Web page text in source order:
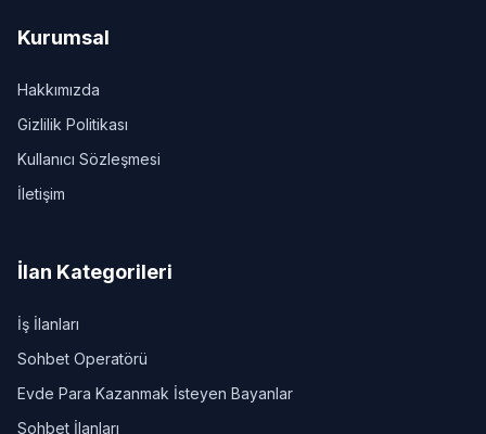
Kurumsal
Hakkımızda
Gizlilik Politikası
Kullanıcı Sözleşmesi
İletişim
İlan Kategorileri
İş İlanları
Sohbet Operatörü
Evde Para Kazanmak İsteyen Bayanlar
Sohbet İlanları